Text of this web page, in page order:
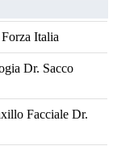
Italia
Dr. Sacco
Facciale Dr.